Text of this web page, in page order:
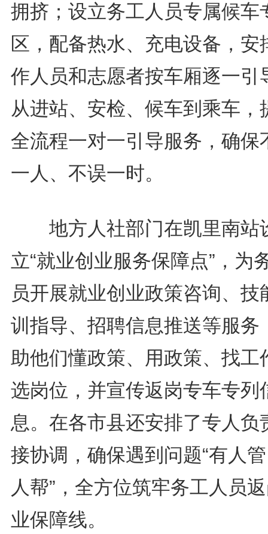
拥挤；设立务工人员专属候车
区，配备热水、充电设备，安
作人员和志愿者按车厢逐一引
从进站、安检、候车到乘车，
全流程一对一引导服务，确保
一人、不误一时。
地方人社部门在凯里南站
立“就业创业服务保障点”，为
员开展就业创业政策咨询、技
训指导、招聘信息推送等服务
助他们懂政策、用政策、找工
选岗位，并宣传返岗专车专列
息。在各市县还安排了专人负
接协调，确保遇到问题“有人
人帮”，全方位筑牢务工人员
业保障线。